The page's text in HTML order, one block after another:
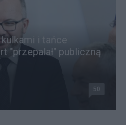
i tańce
"przepalał" publiczną
50